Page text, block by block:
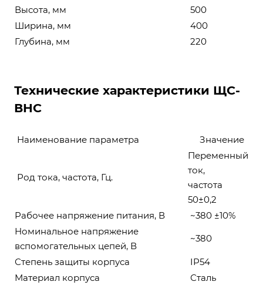
Высота, мм
500
Ширина, мм
400
Глубина, мм
220
Технические характеристики ЩС-
ВНС
Наименование параметра Значение
Род тока, частота, Гц.
Переменный
ток,
частота
50±0,2
Рабочее напряжение питания, В
~380 ±10%
Номинальное напряжение
вспомогательных цепей, В
~380
Степень защиты корпуса
IP54
Материал корпуса
Сталь